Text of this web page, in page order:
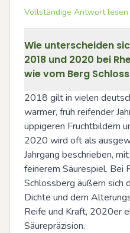
Vollständige Antwort
Wie unterscheiden
2018 und 2020 bei
wie vom Berg
2018 gilt in vielen
warmer, früh reifender
üppigeren Fruchtbildern
2020 wird oft als
Jahrgang beschrieben,
feinerem Säurespiel. Bei
Schlossberg äußern sich
Dichte und dem
Reife und Kraft, 2020er
Säurepräzision.